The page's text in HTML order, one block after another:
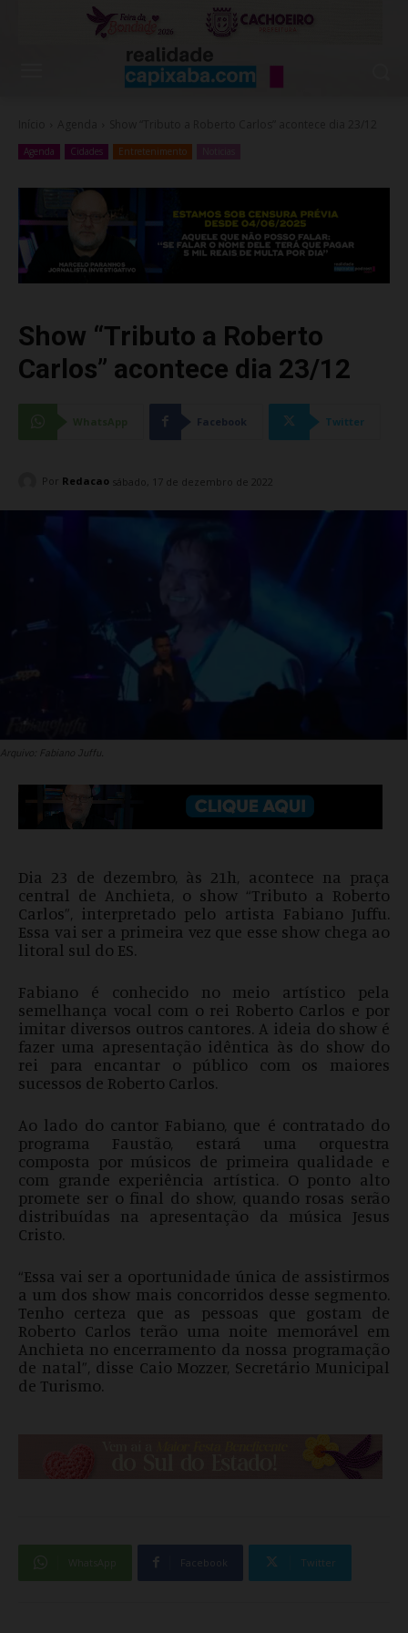
Agenda Cidades Entretenimento
Show “Tributo a Roberto
Carlos” acontece dia 23/12
Facebook Twitter
Por Redacao sábado, 17 de dezembro de 2022
Arquivo: Fabiano Juffu.
Dia 23 de dezembro, às 21h, acontece na praça
central de Anchieta, o show “Tributo a Roberto
Carlos”, interpretado pelo artista Fabiano Juffu.
Essa vai ser a primeira vez que esse show chega ao
litoral sul do ES.
Fabiano é conhecido no meio artístico pela
semelhança vocal com o rei Roberto Carlos e por
imitar diversos outros cantores. A ideia do show é
fazer uma apresentação idêntica às do show do
rei para encantar o público com os maiores
sucessos de Roberto Carlos.
Ao lado do cantor Fabiano, que é contratado do
programa Faustão, estará uma orquestra
composta por músicos de primeira qualidade e
com grande experiência artística. O ponto alto
promete ser o final do show, quando rosas serão
distribuídas na apresentação da música Jesus
Cristo.
“Essa vai ser a oportunidade única de assistirmos
a um dos show mais concorridos desse segmento.
Tenho certeza que as pessoas que gostam de
Roberto Carlos terão uma noite memorável em
Anchieta no encerramento da nossa programação
de natal”, disse Caio Mozzer, Secretário Municipal
de Turismo.
Facebook Twitter